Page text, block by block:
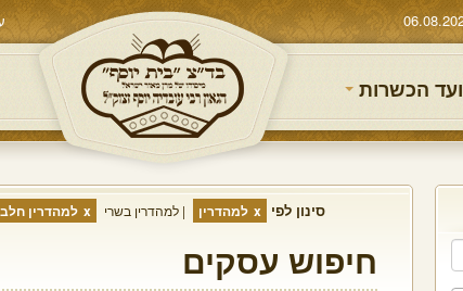
ועד הכשרות
סינון לפי למהדרין למהדרין בשרי למהדרין
חיפוש עסקים